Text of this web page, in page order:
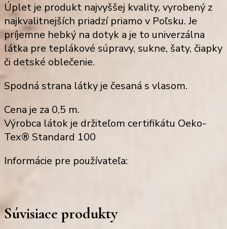
Úplet je produkt najvyššej kvality, vyrobený z
najkvalitnejších priadzí priamo v Poľsku. Je
príjemne hebký na dotyk a je to univerzálna
látka pre teplákové súpravy, sukne, šaty, čiapky
či detské oblečenie.
Spodná strana látky je česaná s vlasom.
Cena je za 0,5 m.
Výrobca látok je držiteľom certifikátu Oeko-
Tex® Standard 100
Informácie pre používateľa:
Súvisiace produkty